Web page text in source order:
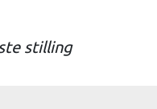
stilling